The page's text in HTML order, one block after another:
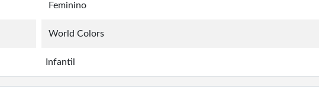
Feminino
World Colors
Infantil